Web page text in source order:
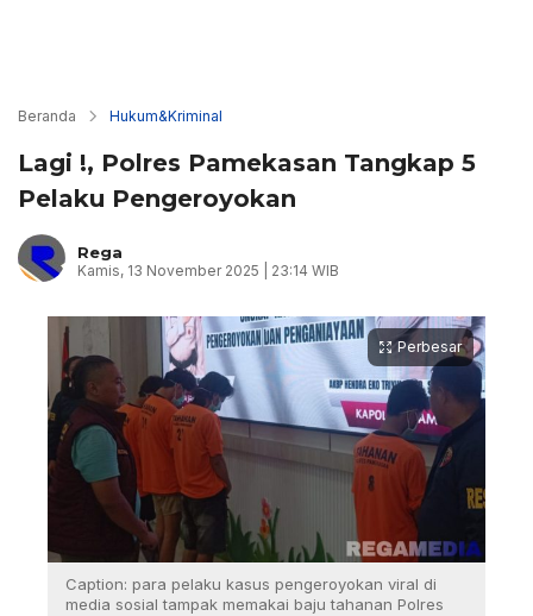
Beranda Hukum&Kriminal
Lagi !, Polres Pamekasan Tangkap 5
Pelaku Pengeroyokan
Rega
Kamis, 13 November 2025 | 23:14 WIB
Perbesar
Caption: para pelaku kasus pengeroyokan viral di
media sosial tampak memakai baju tahanan Polres